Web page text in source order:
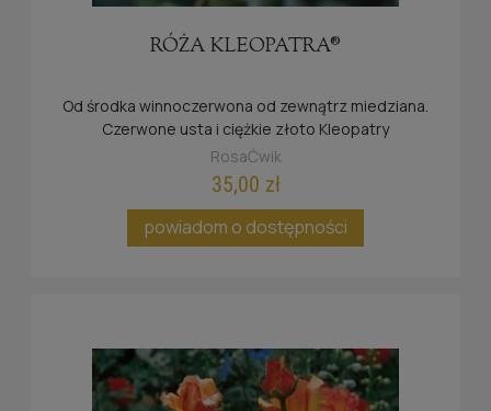
RÓŻA KLEOPATRA®
Od środka winnoczerwona od zewnątrz miedziana.
Czerwone usta i ciężkie złoto Kleopatry
symbolizują tę zmysłową różę.
RosaĆwik
35,00 zł
powiadom o dostępności